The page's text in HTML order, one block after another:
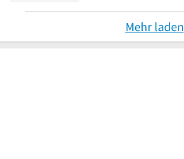
Mehr laden